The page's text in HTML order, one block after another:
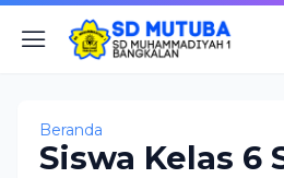
Beranda
Siswa Kelas 6